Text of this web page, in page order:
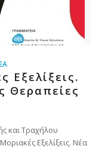
Εξελίξεις.
Θεραπείες
και Τραχήλου
Εξελίξεις. Νέα